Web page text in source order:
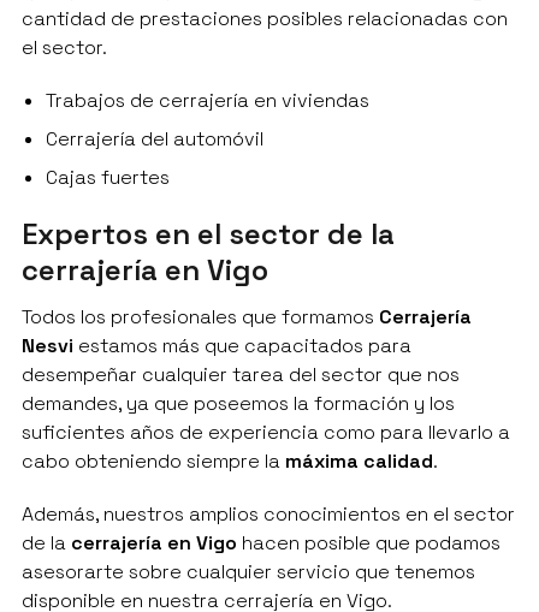
cantidad de prestaciones posibles relacionadas con
el sector.
Trabajos de cerrajería en viviendas
Cerrajería del automóvil
Cajas fuertes
Expertos en el sector de la
cerrajería en Vigo
Todos los profesionales que formamos Cerrajería
Nesvi estamos más que capacitados para
desempeñar cualquier tarea del sector que nos
demandes, ya que poseemos la formación y los
suficientes años de experiencia como para llevarlo a
cabo obteniendo siempre la máxima calidad.
Además, nuestros amplios conocimientos en el sector
de la cerrajería en Vigo hacen posible que podamos
asesorarte sobre cualquier servicio que tenemos
disponible en nuestra cerrajería en Vigo.